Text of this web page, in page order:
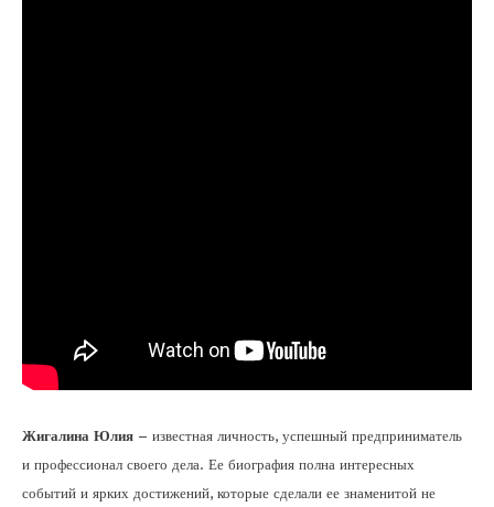
Жигалина Юлия – известная личность, успешный предприниматель
и профессионал своего дела. Ее биография полна интересных
событий и ярких достижений, которые сделали ее знаменитой не